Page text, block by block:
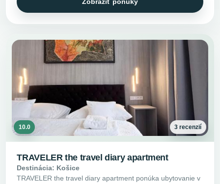
10.0 3 recenzií
TRAVELER the travel diary apartment
Destinácia: Košice
TRAVELER the travel diary apartment ponúka ubytovanie v